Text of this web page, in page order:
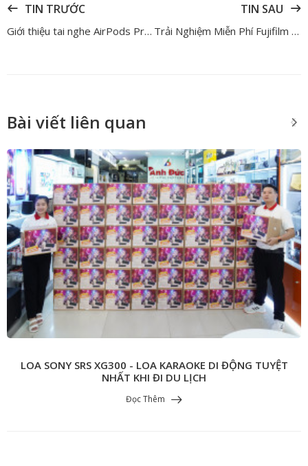
TIN TRƯỚC
Giới thiệu tai nghe AirPods Pro 3 và so sánh với AirPods Pro 2
TIN SAU
Trải Nghiệm Miễn Phí Fujifilm X-Half – Chạm Máy Thực Tế, Quyết Định Dễ Dàng
Bài viết liên quan
LOA SONY SRS XG300 - LOA KARAOKE DI ĐỘNG TUYỆT
NHẤT KHI ĐI DU LỊCH
Đọc Thêm